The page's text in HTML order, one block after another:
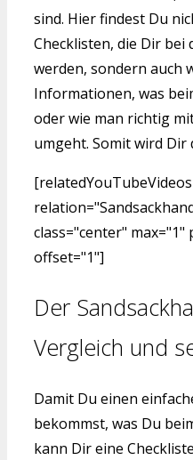
sind. Hier findest Du
Checklisten, die Dir bei
werden, sondern auch
Informationen, was
oder wie man richtig
umgeht. Somit wird
[relatedYouTubeVideos
class="center"
offset="1"]
Der
Vergleich und
Damit Du einen
bekommst, was Du
kann Dir eine